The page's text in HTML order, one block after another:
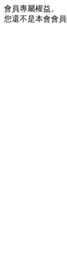
會員專屬權益。
您還不是本會會